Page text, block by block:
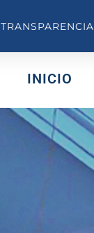
TRANSPARENCIA
INICIO